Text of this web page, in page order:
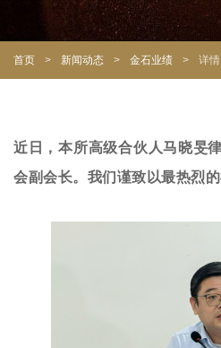
首页 > 新闻动态 > 金石业绩 > 详情
近日，本所高级合伙人马晓旻
会副会长。我们谨致以最热烈的